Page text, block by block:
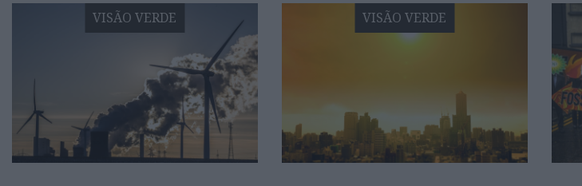
VISÃO VERDE VISÃO VERDE